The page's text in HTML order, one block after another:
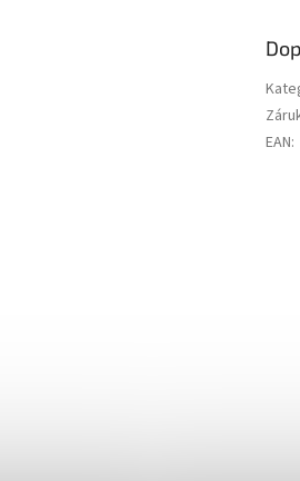
EAN: